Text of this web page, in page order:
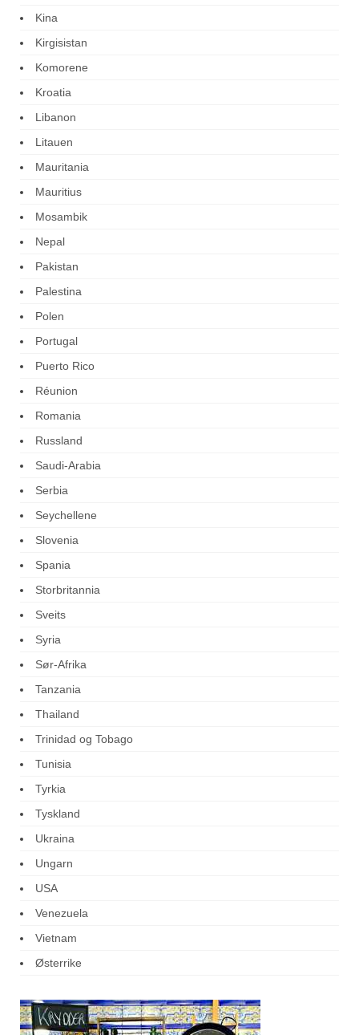
Kina
Kirgisistan
Komorene
Kroatia
Libanon
Litauen
Mauritania
Mauritius
Mosambik
Nepal
Pakistan
Palestina
Polen
Portugal
Puerto Rico
Réunion
Romania
Russland
Saudi-Arabia
Serbia
Seychellene
Slovenia
Spania
Storbritannia
Sveits
Syria
Sør-Afrika
Tanzania
Thailand
Trinidad og Tobago
Tunisia
Tyrkia
Tyskland
Ukraina
Ungarn
USA
Venezuela
Vietnam
Østerrike